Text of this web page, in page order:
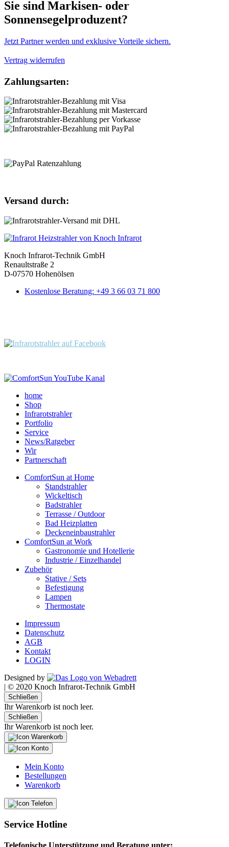
Sie sind Markisen- oder
Sonnensegelproduzent?
Jetzt Partner werden und exklusive Vorteile sichern.
Vertrag widerrufen
Zahlungsarten:
Versand durch:
Knoch Infrarot-Technik GmbH
Renaultstraße 2
D-07570 Hohenölsen
Kostenlose Beratung: +49 3 66 03 71 800
home
Shop
Infrarotstrahler
Portfolio
Service
News/Ratgeber
Wir
Partnerschaft
ComfortSun at Home
Standstrahler
Wickeltisch
Badstrahler
Terrasse / Outdoor
Bad Heizplatten
Deckeneinbaustrahler
ComfortSun at Work
Gastronomie und Hotellerie
Industrie / Einzelhandel
Zubehör
Stative / Sets
Befestigung
Lampen
Thermostate
Impressum
Datenschutz
AGB
Kontakt
LOGIN
Designed by
| © 2020 Knoch Infrarot-Technik GmbH
Schließen
Ihr Warenkorb ist noch leer.
Schließen
Ihr Warenkorb ist noch leer.
Mein Konto
Bestellungen
Warenkorb
Service Hotline
Telefonische Unterstützung und Beratung unter: